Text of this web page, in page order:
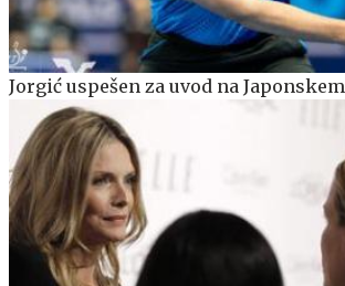
Jorgić uspešen za uvod na Japonskem